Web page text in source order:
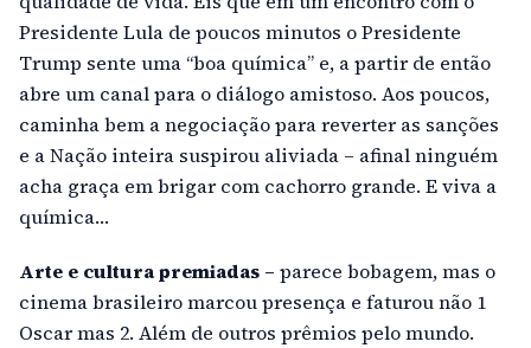
Presidente Lula de poucos minutos o Presidente
Trump sente uma “boa química” e, a partir de então
abre um canal para o diálogo amistoso. Aos poucos,
caminha bem a negociação para reverter as sanções
e a Nação inteira suspirou aliviada – afinal ninguém
acha graça em brigar com cachorro grande. E viva a
química…
Arte e cultura premiadas – parece bobagem, mas o
cinema brasileiro marcou presença e faturou não 1
Oscar mas 2. Além de outros prêmios pelo mundo.